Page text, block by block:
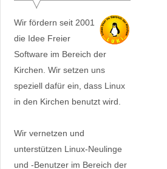
Wir fördern seit 2001
die Idee Freier
Software im Bereich der
Kirchen. Wir setzen uns
speziell dafür ein, dass Linux
in den Kirchen benutzt wird.
Wir vernetzen und
unterstützen Linux-Neulinge
und -Benutzer im Bereich der